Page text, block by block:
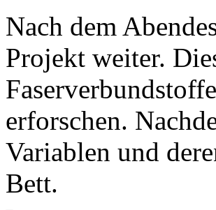
Nach dem
Projekt weiter.
erforschen.
Variablen und
Bett.